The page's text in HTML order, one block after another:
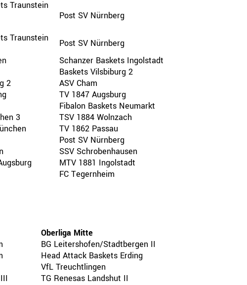
Traunstein
Post SV Nürnberg
Traunstein
Post SV Nürnberg
Schanzer Baskets Ingolstadt
Baskets Vilsbiburg 2
2
ASV Cham
TV 1847 Augsburg
Fibalon Baskets Neumarkt
3
TSV 1884 Wolnzach
TV 1862 Passau
Post SV Nürnberg
SSV Schrobenhausen
MTV 1881 Ingolstadt
FC Tegernheim
Oberliga Mitte
BG Leitershofen/Stadtbergen II
Head Attack Baskets Erding
VfL Treuchtlingen
TG Renesas Landshut II